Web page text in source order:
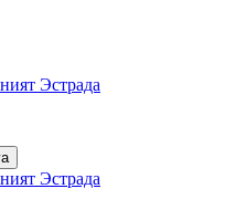
Эстрада
Эстрада